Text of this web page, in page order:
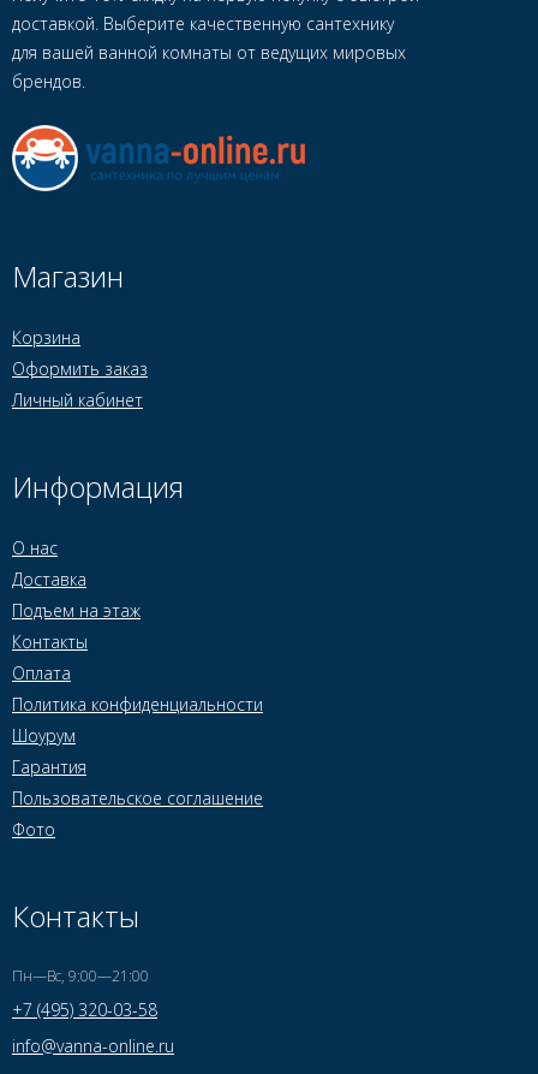
доставкой. Выберите качественную сантехнику
для вашей ванной комнаты от ведущих мировых
брендов.
Магазин
Корзина
Оформить заказ
Личный кабинет
Информация
О нас
Доставка
Подъем на этаж
Контакты
Оплата
Политика конфиденциальности
Шоурум
Гарантия
Пользовательское соглашение
Фото
Контакты
Пн—Вс, 9:00—21:00
+7 (495) 320-03-58
info@vanna-online.ru